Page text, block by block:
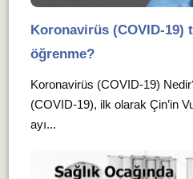
Koronavirüs (COVID-19)
öğrenme?
Koronavirüs (COVID-19)
(COVID-19), ilk olarak Çin’in
ayı...